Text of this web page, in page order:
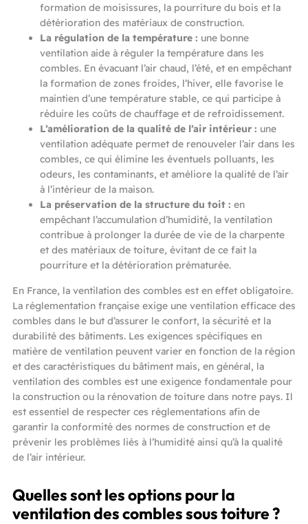
formation de moisissures, la pourriture du bois et la
détérioration des matériaux de construction.
La régulation de la température : une bonne
ventilation aide à réguler la température dans les
combles. En évacuant l’air chaud, l’été, et en empêchant
la formation de zones froides, l’hiver, elle favorise le
maintien d’une température stable, ce qui participe à
réduire les coûts de chauffage et de refroidissement.
L’amélioration de la qualité de l’air intérieur : une
ventilation adéquate permet de renouveler l’air dans les
combles, ce qui élimine les éventuels polluants, les
odeurs, les contaminants, et améliore la qualité de l’air
à l’intérieur de la maison.
La préservation de la structure du toit : en
empêchant l’accumulation d’humidité, la ventilation
contribue à prolonger la durée de vie de la charpente
et des matériaux de toiture, évitant de ce fait la
pourriture et la détérioration prématurée.
En France, la ventilation des combles est en effet obligatoire.
La réglementation française exige une ventilation efficace des
combles dans le but d’assurer le confort, la sécurité et la
durabilité des bâtiments. Les exigences spécifiques en
matière de ventilation peuvent varier en fonction de la région
et des caractéristiques du bâtiment mais, en général, la
ventilation des combles est une exigence fondamentale pour
la construction ou la rénovation de toiture dans notre pays. Il
est essentiel de respecter ces réglementations afin de
garantir la conformité des normes de construction et de
prévenir les problèmes liés à l’humidité ainsi qu’à la qualité
de l’air intérieur.
Quelles sont les options pour la
ventilation des combles sous toiture ?